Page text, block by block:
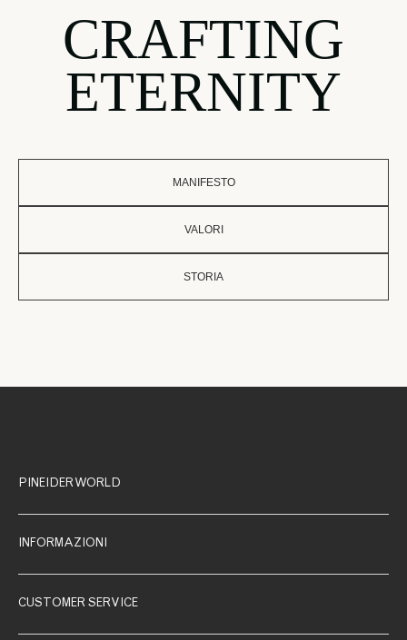
CRAFTING
ETERNITY
MANIFESTO
VALORI
STORIA
PINEIDER WORLD
INFORMAZIONI
CUSTOMER SERVICE